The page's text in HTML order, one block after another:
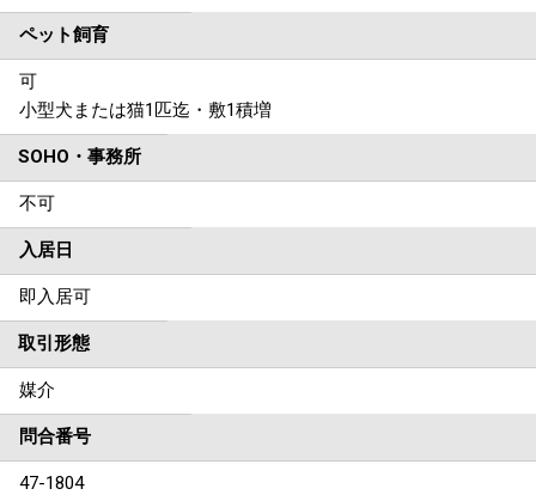
ペット飼育
可
小型犬または猫1匹迄・敷1積増
SOHO・事務所
不可
入居日
即入居可
取引形態
媒介
問合番号
47-1804